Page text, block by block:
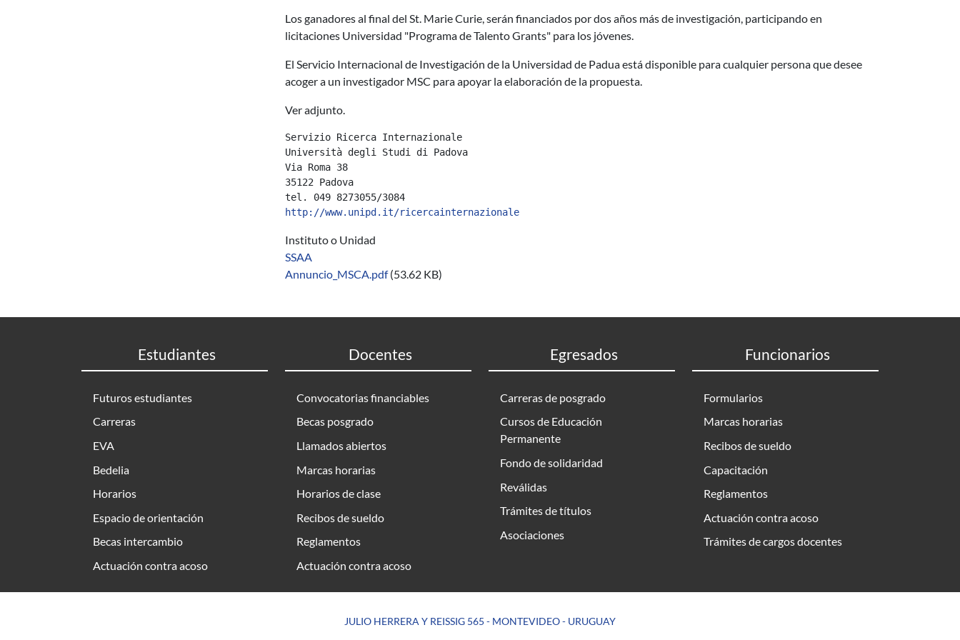
Los ganadores al final del St. Marie Curie, serán financiados por dos años más de investigación, participando en
licitaciones Universidad "Programa de Talento Grants" para los jóvenes.
El Servicio Internacional de Investigación de la Universidad de Padua está disponible para cualquier persona que desee
acoger a un investigador MSC para apoyar la elaboración de la propuesta.
Ver adjunto.
Servizio Ricerca Internazionale
Università degli Studi di Padova
Via Roma 38
35122 Padova
tel. 049 8273055/3084
http://www.unipd.it/ricercainternazionale
Instituto o Unidad
SSAA
Annuncio_MSCA.pdf (53.62 KB)
Estudiantes
Futuros estudiantes
Carreras
EVA
Bedelia
Horarios
Espacio de orientación
Becas intercambio
Actuación contra acoso
Docentes
Convocatorias financiables
Becas posgrado
Llamados abiertos
Marcas horarias
Horarios de clase
Recibos de sueldo
Reglamentos
Actuación contra acoso
Egresados
Carreras de posgrado
Cursos de Educación
Permanente
Fondo de solidaridad
Reválidas
Trámites de títulos
Asociaciones
Funcionarios
Formularios
Marcas horarias
Recibos de sueldo
Capacitación
Reglamentos
Actuación contra acoso
Trámites de cargos docentes
JULIO HERRERA Y REISSIG 565 - MONTEVIDEO - URUGUAY